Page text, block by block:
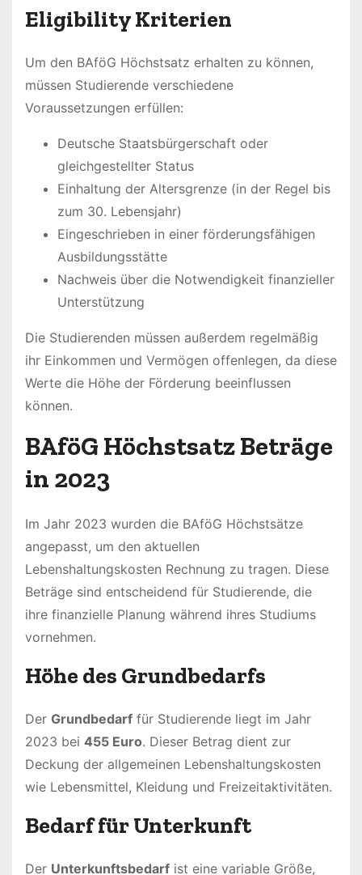
Eligibility Kriterien
Um den BAföG Höchstsatz erhalten zu können,
müssen Studierende verschiedene
Voraussetzungen erfüllen:
Deutsche Staatsbürgerschaft oder
gleichgestellter Status
Einhaltung der Altersgrenze (in der Regel bis
zum 30. Lebensjahr)
Eingeschrieben in einer förderungsfähigen
Ausbildungsstätte
Nachweis über die Notwendigkeit finanzieller
Unterstützung
Die Studierenden müssen außerdem regelmäßig
ihr Einkommen und Vermögen offenlegen, da diese
Werte die Höhe der Förderung beeinflussen
können.
BAföG Höchstsatz Beträge
in 2023
Im Jahr 2023 wurden die BAföG Höchstsätze
angepasst, um den aktuellen
Lebenshaltungskosten Rechnung zu tragen. Diese
Beträge sind entscheidend für Studierende, die
ihre finanzielle Planung während ihres Studiums
vornehmen.
Höhe des Grundbedarfs
Der Grundbedarf für Studierende liegt im Jahr
2023 bei 455 Euro. Dieser Betrag dient zur
Deckung der allgemeinen Lebenshaltungskosten
wie Lebensmittel, Kleidung und Freizeitaktivitäten.
Bedarf für Unterkunft
Der Unterkunftsbedarf ist eine variable Größe,